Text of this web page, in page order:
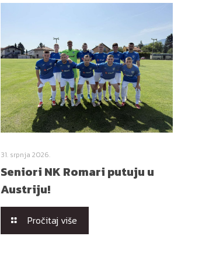
31. srpnja 2026.
Seniori NK Romari putuju u
Austriju!
Pročitaj više